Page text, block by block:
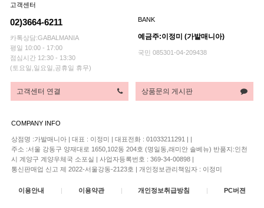
고객센터
02)3664-6211
카톡상담:GABALMANIA
평일 10:00 - 17:00
점심시간 12:30 - 13:30
(토요일,일요일,공휴일 휴무)
BANK
예금주:이정미 (가발매니아)
국민 085301-04-209438
고객센터 연결 상품문의 게시판
COMPANY INFO
상점명 :가발매니아 | 대표 : 이정미 | 대표전화 : 01033211291 | |
주소 :서울 강동구 양재대로 1650,102동 204호 (명일동,래미안 솔베뉴) 반품지:인천
시 계양구 계양우체국 소포실 | 사업자등록번호 : 369-34-00898 |
통신판매업 신고 제 2022-서울강동-2123호 | 개인정보관리책임자 : 이정미
이용안내 | 이용약관 | 개인정보취급방침 | PC버젼